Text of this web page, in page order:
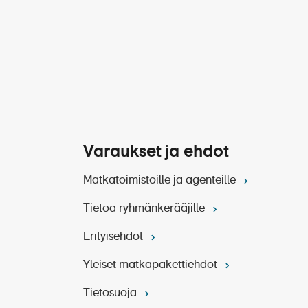
Amsterdamia. Matkan
-ravintolassa.
ja majoittuminen.
Varaukset ja ehdot
Matkatoimistoille ja agenteille
Tietoa ryhmänkerääjille
Erityisehdot
Yleiset matkapakettiehdot
Tietosuoja